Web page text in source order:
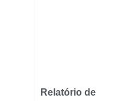
Relatório de